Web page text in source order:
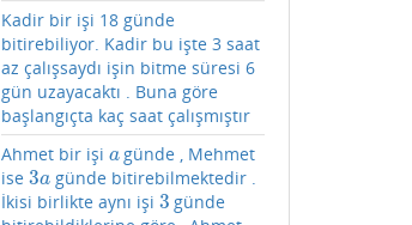
Kadir bir işi 18 günde
bitirebiliyor. Kadir bu işte 3 saat
az çalışsaydı işin bitme süresi 6
gün uzayacaktı . Buna göre
başlangıçta kaç saat çalışmıştır
Ahmet bir işi a
agünde , Mehmet
ise 3a
3a günde bitirebilmektedir .
İkisi birlikte aynı işi 3
3 günde